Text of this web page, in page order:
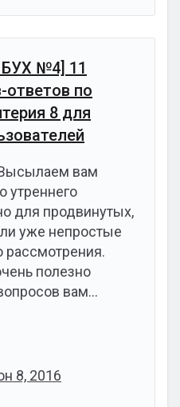
БУХ №4] 11
ответов по
8 для
вам
утреннего
для продвинутых,
уже непростые
полезно
вам…
8, 2016